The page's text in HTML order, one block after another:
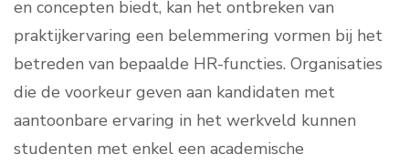
en concepten biedt, kan het ontbreken van
praktijkervaring een belemmering vormen bij het
betreden van bepaalde HR-functies. Organisaties
die de voorkeur geven aan kandidaten met
aantoonbare ervaring in het werkveld kunnen
studenten met enkel een academische